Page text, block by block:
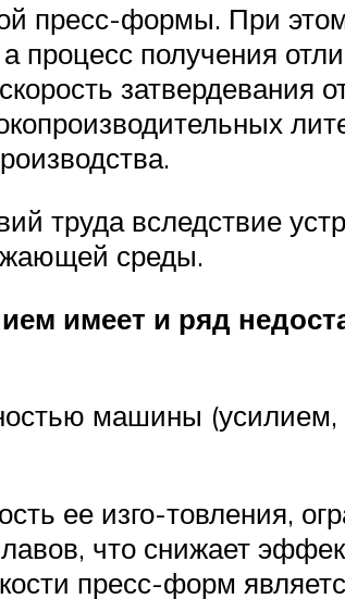
пресс-формы. При
процесс получения
затвердевания
труда вследствие
среды.
имеет и ряд
машины
ее изго-товления,
что снижает
пресс-форм